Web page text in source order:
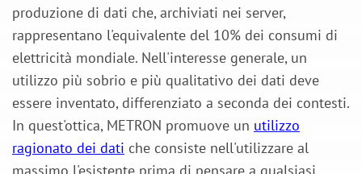
produzione di dati che, archiviati nei server,
rappresentano l'equivalente del 10% dei consumi di
elettricità mondiale. Nell'interesse generale, un
utilizzo più sobrio e più qualitativo dei dati deve
essere inventato, differenziato a seconda dei contesti.
In quest'ottica, METRON promuove un utilizzo
ragionato dei dati che consiste nell'utilizzare al
massimo l'esistente prima di pensare a qualsiasi